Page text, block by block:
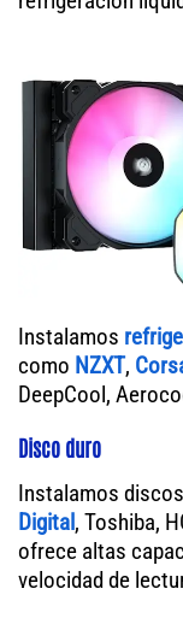
Instalamos
como NZXT,
DeepCool,
Disco duro
Instalamos
Digital, Toshiba,
ofrece altas
velocidad de